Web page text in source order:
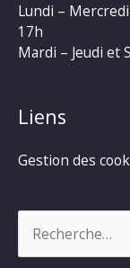
Lundi –
17h
Mardi – Jeudi et
Liens
Gestion des